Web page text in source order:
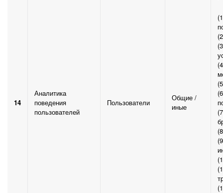
14
Аналитика
поведения
пользователей
Пользователи
Общие /
иные